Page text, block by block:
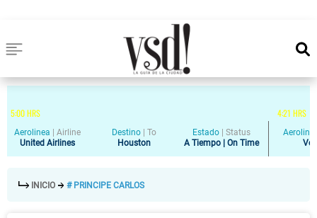
5:00HRS 4:21 HRS
Aerolinea
Airline
United Airlines
Destino
To
Houston
Estado
Status
A Tiempo | On Time
INICIO # PRINCIPE CARLOS